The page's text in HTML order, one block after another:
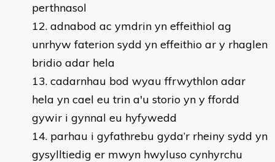
perthnasol
adnabod ac ymdrin yn effeithiol ag
unrhyw faterion sydd yn effeithio ar y rhaglen
bridio adar hela
cadarnhau bod wyau ffrwythlon adar
hela yn cael eu trin a'u storio yn y ffordd
gywir i gynnal eu hyfywedd
parhau i gyfathrebu gyda’r rheiny sydd yn
gysylltiedig er mwyn hwyluso cynhyrchu